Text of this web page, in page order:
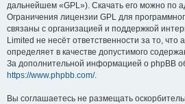
дальнейшем «GPL»). Скачать его можно по
Ограничения лицензии GPL для
связаны с организацией и поддержкой
Limited не несёт ответственности за то,
определяет в качестве допустимого
За дополнительной информацией о phpBB
https://www.phpbb.com/.
Вы соглашаетесь не размещать